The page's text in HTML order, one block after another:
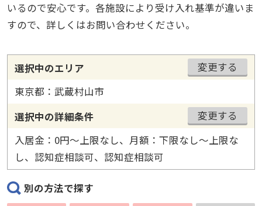
いるので安心です。各施設により受け入れ基準が違いま
すので、詳しくはお問い合わせください。
選択中のエリア
変更する
東京都：武蔵村山市
選択中の詳細条件
変更する
入居金：0円〜上限なし、月額：下限なし〜上限な
し、認知症相談可、認知症相談可
別の方法で探す